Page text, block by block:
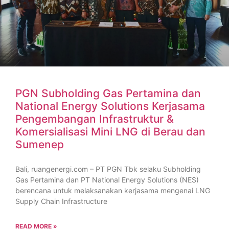
PGN Subholding Gas Pertamina dan
National Energy Solutions Kerjasama
Pengembangan Infrastruktur &
Komersialisasi Mini LNG di Berau dan
Sumenep
Bali, ruangenergi.com – PT PGN Tbk selaku Subholding
Gas Pertamina dan PT National Energy Solutions (NES)
berencana untuk melaksanakan kerjasama mengenai LNG
Supply Chain Infrastructure
READ MORE »